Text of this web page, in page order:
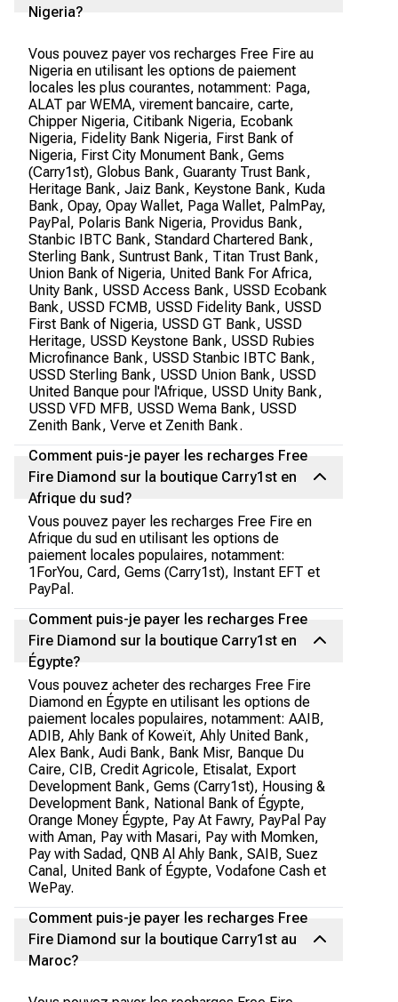
Nigeria?
Vous pouvez payer vos recharges Free Fire au
Nigeria en utilisant les options de paiement
locales les plus courantes, notamment: Paga,
ALAT par WEMA, virement bancaire, carte,
Chipper Nigeria, Citibank Nigeria, Ecobank
Nigeria, Fidelity Bank Nigeria, First Bank of
Nigeria, First City Monument Bank, Gems
(Carry1st), Globus Bank, Guaranty Trust Bank,
Heritage Bank, Jaiz Bank, Keystone Bank, Kuda
Bank, Opay, Opay Wallet, Paga Wallet, PalmPay,
PayPal, Polaris Bank Nigeria, Providus Bank,
Stanbic IBTC Bank, Standard Chartered Bank,
Sterling Bank, Suntrust Bank, Titan Trust Bank,
Union Bank of Nigeria, United Bank For Africa,
Unity Bank, USSD Access Bank, USSD Ecobank
Bank, USSD FCMB, USSD Fidelity Bank, USSD
First Bank of Nigeria, USSD GT Bank, USSD
Heritage, USSD Keystone Bank, USSD Rubies
Microfinance Bank, USSD Stanbic IBTC Bank,
USSD Sterling Bank, USSD Union Bank, USSD
United Banque pour l'Afrique, USSD Unity Bank,
USSD VFD MFB, USSD Wema Bank, USSD
Zenith Bank, Verve et Zenith Bank.
Comment puis-je payer les recharges Free
Fire Diamond sur la boutique Carry1st en
Afrique du sud?
Vous pouvez payer les recharges Free Fire en
Afrique du sud en utilisant les options de
paiement locales populaires, notamment:
1ForYou, Card, Gems (Carry1st), Instant EFT et
PayPal.
Comment puis-je payer les recharges Free
Fire Diamond sur la boutique Carry1st en
Égypte?
Vous pouvez acheter des recharges Free Fire
Diamond en Égypte en utilisant les options de
paiement locales populaires, notamment: AAIB,
ADIB, Ahly Bank of Koweït, Ahly United Bank,
Alex Bank, Audi Bank, Bank Misr, Banque Du
Caire, CIB, Credit Agricole, Etisalat, Export
Development Bank, Gems (Carry1st), Housing &
Development Bank, National Bank of Égypte,
Orange Money Égypte, Pay At Fawry, PayPal Pay
with Aman, Pay with Masari, Pay with Momken,
Pay with Sadad, QNB Al Ahly Bank, SAIB, Suez
Canal, United Bank of Égypte, Vodafone Cash et
WePay.
Comment puis-je payer les recharges Free
Fire Diamond sur la boutique Carry1st au
Maroc?